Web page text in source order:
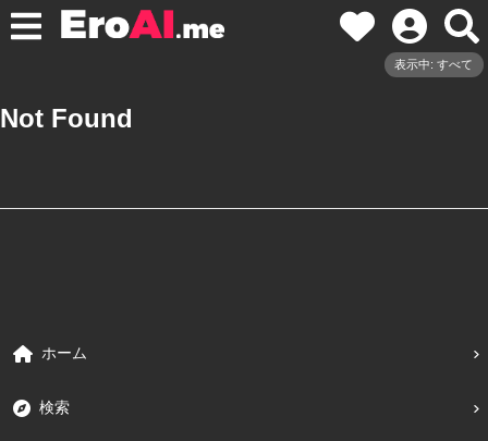
表示中: すべて
Not Found
ホーム
検索